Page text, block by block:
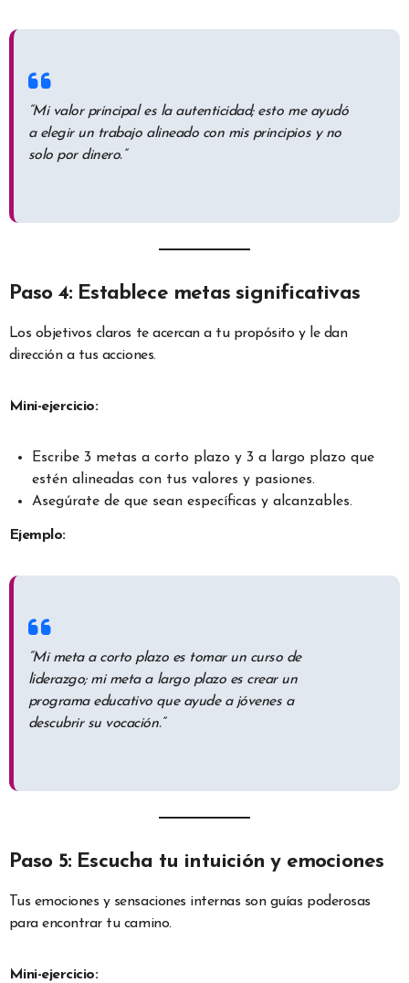
“Mi valor principal es la autenticidad; esto me ayudó
a elegir un trabajo alineado con mis principios y no
solo por dinero.”
Paso 4: Establece metas significativas
Los objetivos claros te acercan a tu propósito y le dan
dirección a tus acciones.
Mini-ejercicio:
Escribe 3 metas a corto plazo y 3 a largo plazo que
estén alineadas con tus valores y pasiones.
Asegúrate de que sean específicas y alcanzables.
Ejemplo:
“Mi meta a corto plazo es tomar un curso de
liderazgo; mi meta a largo plazo es crear un
programa educativo que ayude a jóvenes a
descubrir su vocación.”
Paso 5: Escucha tu intuición y emociones
Tus emociones y sensaciones internas son guías poderosas
para encontrar tu camino.
Mini-ejercicio: